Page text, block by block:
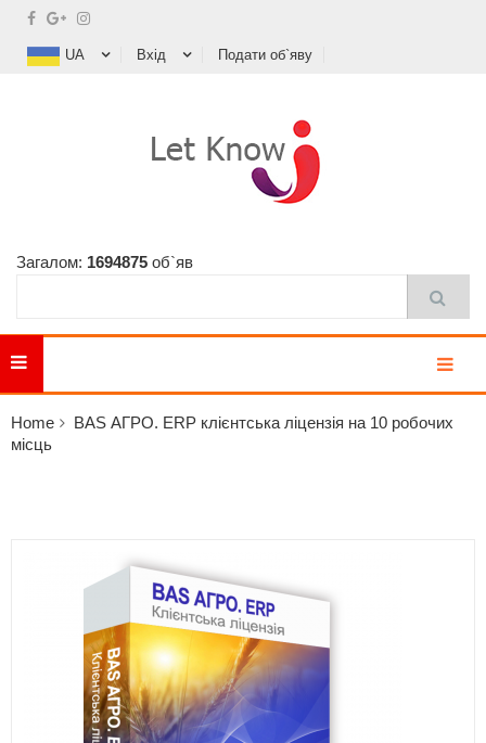
UA Вхід Подати об`яву
Загалом: 1694875 об`яв
Home
BAS АГРО. ERP клієнтська ліцензія на 10 робочих
місць